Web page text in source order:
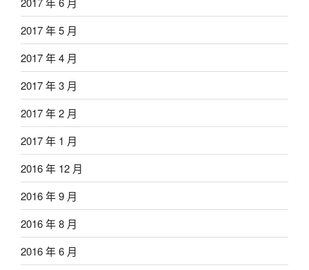
2017 年 5 月
2017 年 4 月
2017 年 3 月
2017 年 2 月
2017 年 1 月
2016 年 12 月
2016 年 9 月
2016 年 8 月
2016 年 6 月